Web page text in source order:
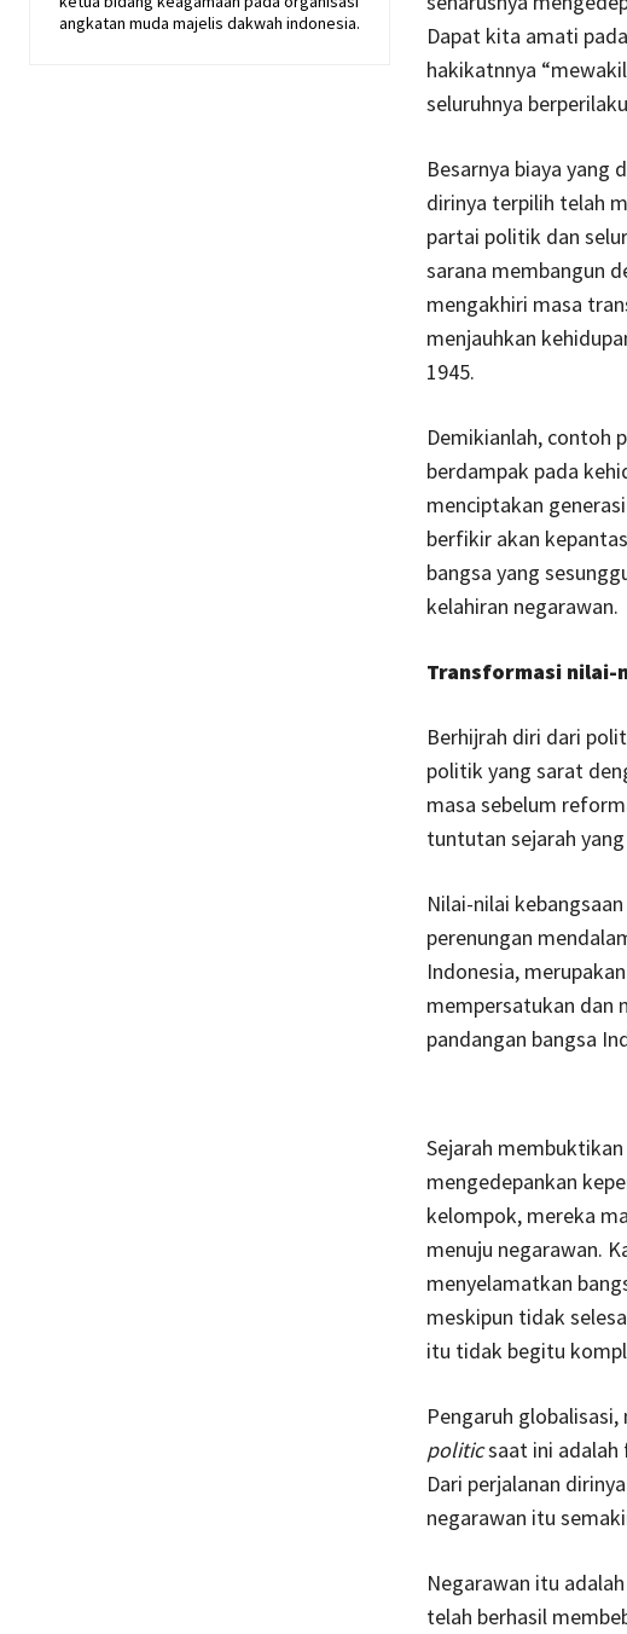
angkatan muda majelis dakwah indonesia.
Dapat kita amati
hakikatnnya
seluruhnya
Besarnya biaya yang
dirinya terpilih telah
partai politik dan
sarana membangun
mengakhiri masa
menjauhkan
1945.
Demikianlah, contoh
berdampak pada
menciptakan
berfikir akan
bangsa yang
kelahiran negarawan.
Transformasi nilai-
Berhijrah diri dari
politik yang sarat
masa sebelum
tuntutan sejarah
Nilai-nilai
perenungan
Indonesia,
mempersatukan dan
pandangan bangsa
Sejarah
mengedepankan
kelompok, mereka
menuju negarawan.
menyelamatkan
meskipun tidak
itu tidak begitu
Pengaruh
politicsaat ini
Dari perjalanan
negarawan itu
Negarawan itu
telah berhasil